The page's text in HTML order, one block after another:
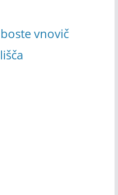
vnovič